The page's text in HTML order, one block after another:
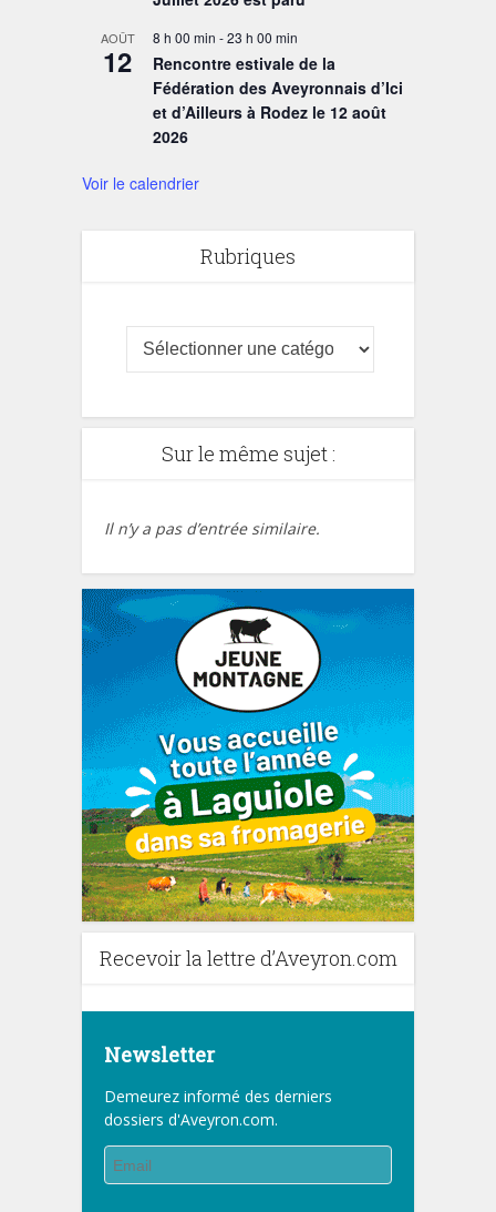
AOÛT
12
8 h 00 min -23 h 00 min
Rencontre estivale de la
Fédération des Aveyronnais d’Ici
et d’Ailleurs à Rodez le 12 août
2026
Voir le calendrier
Rubriques
Sur le même sujet :
Il n’y a pas d’entrée similaire.
Recevoir la lettre d’Aveyron.com
Newsletter
Demeurez informé des derniers
dossiers d'Aveyron.com.